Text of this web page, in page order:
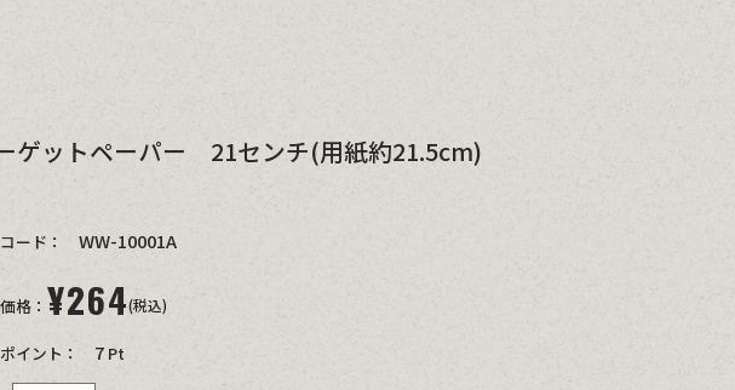
ゲットペーパー 21センチ(用紙約21.5cm)
ード： WW-10001A
格： ¥264(税込)
イント： 7 Pt